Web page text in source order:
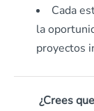
Cada
la
proyectos
¿Crees